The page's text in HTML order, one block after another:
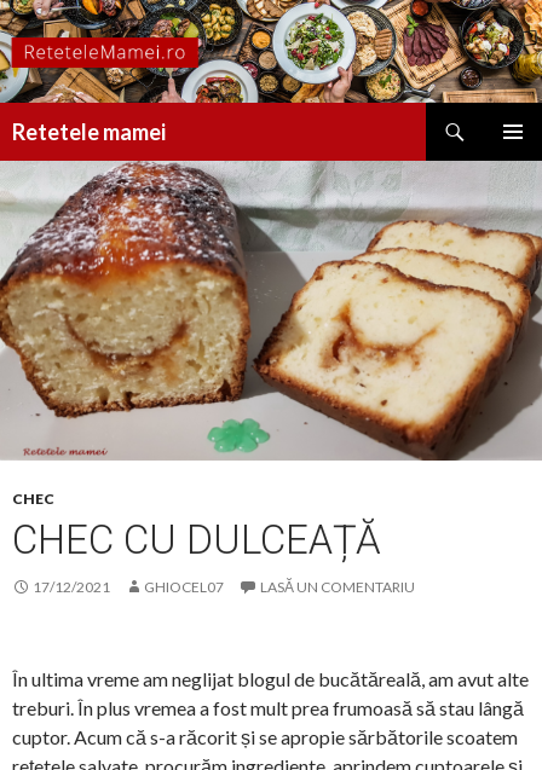
Retetele mamei
MENIU
CONȚINUT
CHEC
CHEC CU DULCEAȚĂ
17/12/2021 GHIOCEL07 LASĂ UN COMENTARIU
În ultima vreme am neglijat blogul de bucătăreală, am avut alte
treburi. În plus vremea a fost mult prea frumoasă să stau lângă
cuptor. Acum că s-a răcorit și se apropie sărbătorile scoatem